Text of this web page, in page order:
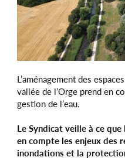
L’aménagement des
vallée de l’Orge prend en
gestion de l’eau.
Le Syndicat veille à ce
en compte les enjeux des
inondations et la